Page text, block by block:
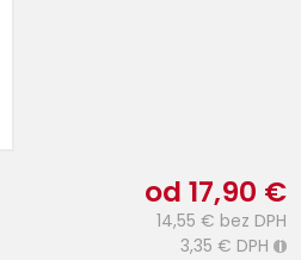
od 17,90 €
14,55 € bez DPH
3,35 € DPH i